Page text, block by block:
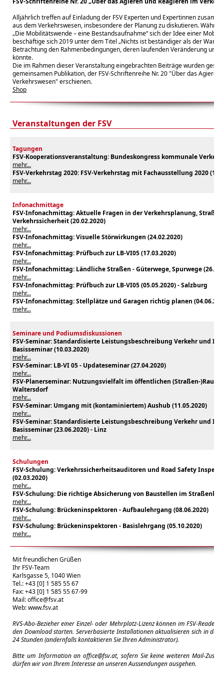
Alljährlich treffen auf Einladung der FSV Experten und Expertinnen
aus dem Verkehrswesen, insbesondere der Planung zu diskutieren.
„Die Mobilitätswende – eine Bestandsaufnahme“ sich der Idee einer
beschäftige sich 2019 unter dem Titel „Nichts ist beständiger als der
Betrachtung den Rahmenbedingungen, deren laufenden Veränderung und
könnte.
Die im Rahmen dieser Veranstaltung eingebrachten Beiträge wurden
gemeinsamen Publikation, der FSV-Schriftenreihe Nr. 20 "Über das Agieren
Verkehrswesen" erschienen.
Shop
Veranstaltungen der FSV
Tagungen
FSV-Kooperationsveranstaltung: Bundeskongress kommunale
mehr...
FSV-Verkehrstag 2020: FSV-Verkehrstag mit Fachausstellung 2020
mehr...
Infonachmittage
FSV-Infonachmittag: Aktuelle Fragen in der Verkehrsplanung,
Verkehrssicherheit (20.02.2020)
mehr...
FSV-Infonachmittag: Visuelle Störwirkungen (24.02.2020)
mehr...
FSV-Infonachmittag: Prüfbuch zur LB-VI05 (17.03.2020)
mehr...
FSV-Infonachmittag: Ländliche Straßen - Güterwege, Spurwege
mehr...
FSV-Infonachmittag: Prüfbuch zur LB-VI05 (05.05.2020) - Salzburg
mehr...
FSV-Infonachmittag: Stellplätze und Garagen richtig planen
mehr...
Seminare und Podiumsdiskussionen
FSV-Seminar: Standardisierte Leistungsbeschreibung Verkehr und
Basisseminar (10.03.2020)
mehr...
FSV-Seminar: LB-VI 05 - Updateseminar (27.04.2020)
mehr...
FSV-Planerseminar: Nutzungsvielfalt im öffentlichen (Straßen-)Raum
Waltersdorf
mehr...
FSV-Seminar: Umgang mit (kontaminiertem) Aushub (11.05.2020)
mehr...
FSV-Seminar: Standardisierte Leistungsbeschreibung Verkehr und
Basisseminar (23.06.2020) - Linz
mehr...
Schulungen
FSV-Schulung: Verkehrssicherheitsauditoren und Road Safety
(02.03.2020)
mehr...
FSV-Schulung: Die richtige Absicherung von Baustellen im
mehr...
FSV-Schulung: Brückeninspektoren - Aufbaulehrgang (08.06.2020)
mehr...
FSV-Schulung: Brückeninspektoren - Basislehrgang (05.10.2020)
mehr...
Mit freundlichen Grüßen
Ihr FSV-Team
Karlsgasse 5, 1040 Wien
Tel.: +43 [0] 1 585 55 67
Fax: +43 [0] 1 585 55 67-99
Mail:office@fsv.at
Web:www.fsv.at
RVS-Abo-Bezieher einer Einzel- oder Mehrplatz-Lizenz können im FSV-
den Download starten. Serverbasierte Installationen aktualisieren sich in der
24 Stunden (andernfalls kontaktieren Sie Ihren Administrator).
Bitte um Information an office@fsv.at, sofern Sie keine weiteren Mail-
dürfen wir von Ihrem Interesse an unseren Aussendungen ausgehen.